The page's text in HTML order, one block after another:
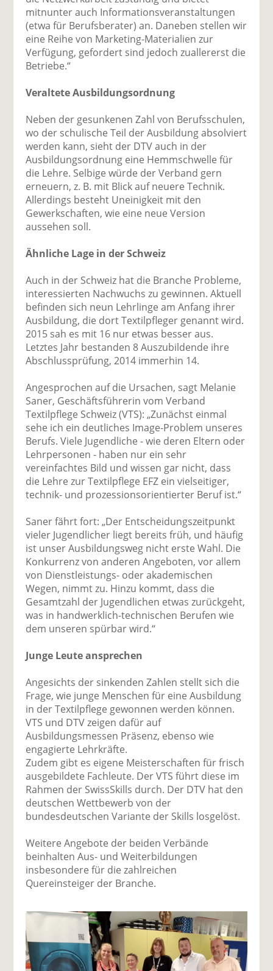
mitnunter auch Informationsveranstaltungen
(etwa für Berufsberater) an. Daneben stellen wir
eine Reihe von Marketing-Materialien zur
Verfügung, gefordert sind jedoch zuallererst die
Betriebe.“
Veraltete Ausbildungsordnung
Neben der gesunkenen Zahl von Berufsschulen,
wo der schulische Teil der Ausbildung absolviert
werden kann, sieht der DTV auch in der
Ausbildungsordnung eine Hemmschwelle für
die Lehre. Selbige würde der Verband gern
erneuern, z. B. mit Blick auf neuere Technik.
Allerdings besteht Uneinigkeit mit den
Gewerkschaften, wie eine neue Version
aussehen soll.
Ähnliche Lage in der Schweiz
Auch in der Schweiz hat die Branche Probleme,
interessierten Nachwuchs zu gewinnen. Aktuell
befinden sich neun Lehrlinge am Anfang ihrer
Ausbildung, die dort Textilpfleger genannt wird.
2015 sah es mit 16 nur etwas besser aus.
Letztes Jahr bestanden 8 Auszubildende ihre
Abschlussprüfung, 2014 immerhin 14.
Angesprochen auf die Ursachen, sagt Melanie
Saner, Geschäftsführerin vom Verband
Textilpflege Schweiz (VTS): „Zunächst einmal
sehe ich ein deutliches Image-Problem unseres
Berufs. Viele Jugendliche - wie deren Eltern oder
Lehrpersonen - haben nur ein sehr
vereinfachtes Bild und wissen gar nicht, dass
die Lehre zur Textilpflege EFZ ein vielseitiger,
technik- und prozessionsorientierter Beruf ist.“
Saner fährt fort: „Der Entscheidungszeitpunkt
vieler Jugendlicher liegt bereits früh, und häufig
ist unser Ausbildungsweg nicht erste Wahl. Die
Konkurrenz von anderen Angeboten, vor allem
von Dienstleistungs- oder akademischen
Wegen, nimmt zu. Hinzu kommt, dass die
Gesamtzahl der Jugendlichen etwas zurückgeht,
was in handwerklich-technischen Berufen wie
dem unseren spürbar wird.“
Junge Leute ansprechen
Angesichts der sinkenden Zahlen stellt sich die
Frage, wie junge Menschen für eine Ausbildung
in der Textilpflege gewonnen werden können.
VTS und DTV zeigen dafür auf
Ausbildungsmessen Präsenz, ebenso wie
engagierte Lehrkräfte.
Zudem gibt es eigene Meisterschaften für frisch
ausgebildete Fachleute. Der VTS führt diese im
Rahmen der SwissSkills durch. Der DTV hat den
deutschen Wettbewerb von der
bundesdeutschen Variante der Skills losgelöst.
Weitere Angebote der beiden Verbände
beinhalten Aus- und Weiterbildungen
insbesondere für die zahlreichen
Quereinsteiger der Branche.